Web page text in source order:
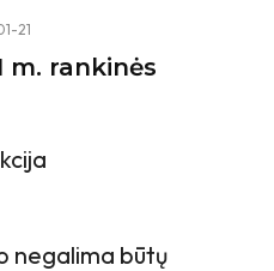
21
m. rankinės
negalima būtų